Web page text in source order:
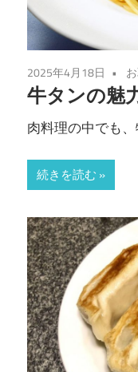
2025年4月18日
牛タンの魅
肉料理の中でも
続きを読む